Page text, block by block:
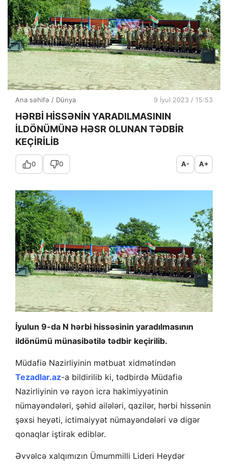
Ana səhifə / Dünya 9 İyul 2023 / 15:53
HƏRBİ HİSSƏNİN YARADILMASININ
İLDÖNÜMÜNƏ HƏSR OLUNAN TƏDBİR
KEÇİRİLİB
0 0 A- A+
İyulun 9-da N hərbi hissəsinin yaradılmasının
ildönümü münasibətilə tədbir keçirilib.
Müdafiə Nazirliyinin mətbuat xidmətindən
Tezadlar.az-a bildirilib ki, tədbirdə Müdafiə
Nazirliyinin və rayon icra hakimiyyətinin
nümayəndələri, şəhid ailələri, qazilər, hərbi hissənin
şəxsi heyəti, ictimaiyyət nümayəndələri və digər
qonaqlar iştirak ediblər.
Əvvəlcə xalqımızın Ümummilli Lideri Heydər